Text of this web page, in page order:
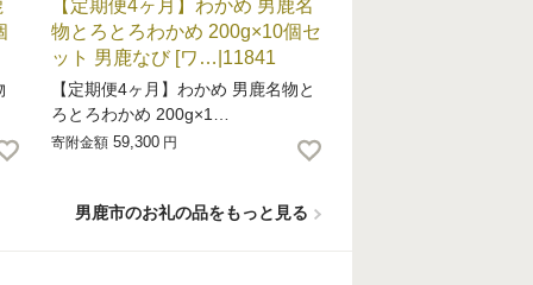
【定期便4ヶ月】わかめ 男鹿名
物とろとろわかめ 200g×10個セ
ット 男鹿なび [ワ…|11841
【定期便4ヶ月】わかめ 男鹿名物と
ろとろわかめ 200g×1…
寄附金額 59,300 円
男鹿市のお礼の品をもっと見る